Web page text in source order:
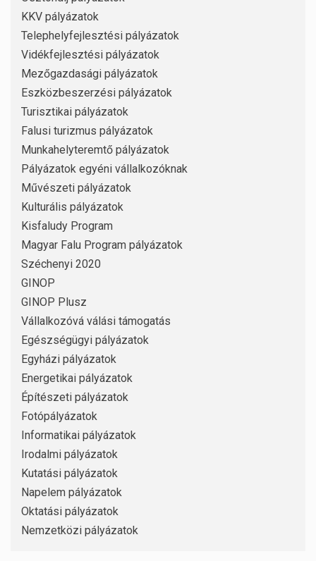
KKV pályázatok
Telephelyfejlesztési pályázatok
Vidékfejlesztési pályázatok
Mezőgazdasági pályázatok
Eszközbeszerzési pályázatok
Turisztikai pályázatok
Falusi turizmus pályázatok
Munkahelyteremtő pályázatok
Pályázatok egyéni vállalkozóknak
Művészeti pályázatok
Kulturális pályázatok
Kisfaludy Program
Magyar Falu Program pályázatok
Széchenyi 2020
GINOP
GINOP Plusz
Vállalkozóvá válási támogatás
Egészségügyi pályázatok
Egyházi pályázatok
Energetikai pályázatok
Építészeti pályázatok
Fotópályázatok
Informatikai pályázatok
Irodalmi pályázatok
Kutatási pályázatok
Napelem pályázatok
Oktatási pályázatok
Nemzetközi pályázatok